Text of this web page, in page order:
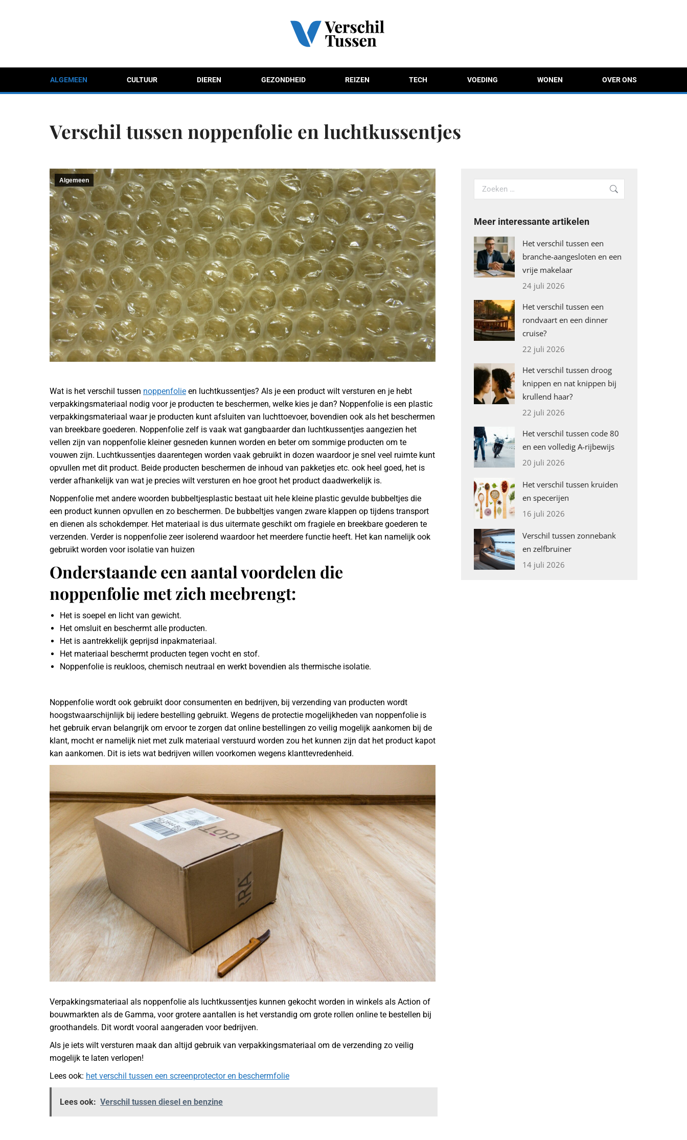
ALGEMEEN CULTUUR DIEREN GEZONDHEID REIZEN TECH VOEDING WONEN OVER ONS
Verschil tussen noppenfolie en luchtkussentjes
Algemeen
Wat is het verschil tussen noppenfolie en luchtkussentjes? Als je een product wilt versturen en je hebt
verpakkingsmateriaal nodig voor je producten te beschermen, welke kies je dan? Noppenfolie is een plastic
verpakkingsmateriaal waar je producten kunt afsluiten van luchttoevoer, bovendien ook als het beschermen
van breekbare goederen. Noppenfolie zelf is vaak wat gangbaarder dan luchtkussentjes aangezien het
vellen zijn van noppenfolie kleiner gesneden kunnen worden en beter om sommige producten om te
vouwen zijn. Luchtkussentjes daarentegen worden vaak gebruikt in dozen waardoor je snel veel ruimte kunt
opvullen met dit product. Beide producten beschermen de inhoud van pakketjes etc. ook heel goed, het is
verder afhankelijk van wat je precies wilt versturen en hoe groot het product daadwerkelijk is.
Noppenfolie met andere woorden bubbeltjesplastic bestaat uit hele kleine plastic gevulde bubbeltjes die
een product kunnen opvullen en zo beschermen. De bubbeltjes vangen zware klappen op tijdens transport
en dienen als schokdemper. Het materiaal is dus uitermate geschikt om fragiele en breekbare goederen te
verzenden. Verder is noppenfolie zeer isolerend waardoor het meerdere functie heeft. Het kan namelijk ook
gebruikt worden voor isolatie van huizen
Onderstaande een aantal voordelen die
noppenfolie met zich meebrengt:
Het is soepel en licht van gewicht.
Het omsluit en beschermt alle producten.
Het is aantrekkelijk geprijsd inpakmateriaal.
Het materiaal beschermt producten tegen vocht en stof.
Noppenfolie is reukloos, chemisch neutraal en werkt bovendien als thermische isolatie.
Noppenfolie wordt ook gebruikt door consumenten en bedrijven, bij verzending van producten wordt
hoogstwaarschijnlijk bij iedere bestelling gebruikt. Wegens de protectie mogelijkheden van noppenfolie is
het gebruik ervan belangrijk om ervoor te zorgen dat online bestellingen zo veilig mogelijk aankomen bij de
klant, mocht er namelijk niet met zulk materiaal verstuurd worden zou het kunnen zijn dat het product kapot
kan aankomen. Dit is iets wat bedrijven willen voorkomen wegens klanttevredenheid.
Verpakkingsmateriaal als noppenfolie als luchtkussentjes kunnen gekocht worden in winkels als Action of
bouwmarkten als de Gamma, voor grotere aantallen is het verstandig om grote rollen online te bestellen bij
groothandels. Dit wordt vooral aangeraden voor bedrijven.
Als je iets wilt versturen maak dan altijd gebruik van verpakkingsmateriaal om de verzending zo veilig
mogelijk te laten verlopen!
Lees ook: het verschil tussen een screenprotector en beschermfolie
Lees ook: Verschil tussen diesel en benzine
Search:
Meer interessante artikelen
Het verschil tussen een
branche-aangesloten en een
vrije makelaar
24 juli 2026
Het verschil tussen een
rondvaart en een dinner
cruise?
22 juli 2026
Het verschil tussen droog
knippen en nat knippen bij
krullend haar?
22 juli 2026
Het verschil tussen code 80
en een volledig A-rijbewijs
20 juli 2026
Het verschil tussen kruiden
en specerijen
16 juli 2026
Verschil tussen zonnebank
en zelfbruiner
14 juli 2026